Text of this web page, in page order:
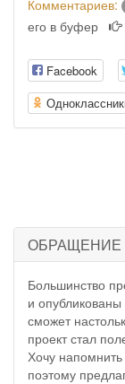
Комментариев:
его в буфер
Facebook
ОБРАЩЕНИЕ
Большинство
и
сможет
проект стал
Хочу
поэтому